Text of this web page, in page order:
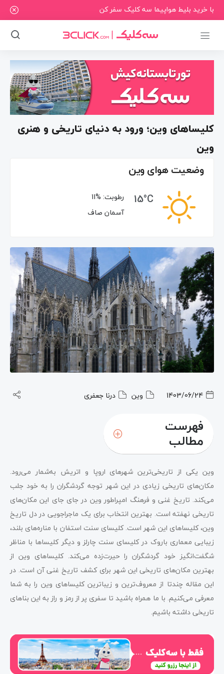
با خرید بلیط هواپیما سه کلیک سفر کن
کلیساهای وین؛ ورود به دنیای تاریخی و هنری
وین
وضعیت هوای وین
15°C
رطوبت: 11%
آسمان صاف
1403/06/24 وین درنا جعفری
فهرست
مطالب
استفان
کلیسای سنت چارلز
کلیسای ویتوو یا کلیسای شکرگزاری (Votive)؛
مقدس‌ترین کلیسا بین کلیساهای وین
کلیساهای وین برای بازدید؛ کلیسای سنت آگوستین (
Augustine)
کلیسای سنت فرانسیس آسیزی یا کلیسای جوبیلی(
Francis of Assisi Church)
کلیسای سنت روپرت؛ سفر به سال 740 میلادی
وین یکی از تاریخی‌ترین شهرهای اروپا و اتریش به‌شمار می‌رود.
مکان‌های تاریخی زیادی در این شهر توجه گردشگران را به خود جلب
می‌کند. تاریخ غنی و فرهنگ امپراطور وین در جای جای این مکان‌های
تاریخی نهفته است. بهترین انتخاب برای یک ماجراجویی در دل تاریخ
وین، کلیساهای این شهر است. کلیسای سنت استفان با مناره‌های بلند،
زیبایی معماری باروک در کلیسای سنت چارلز و دیگر کلیساها با مناظر
شگفت‌انگیز خود گردشگران را حیرت‌زده می‌کند. کلیساهای وین از
بهترین مکان‌های تاریخی این شهر برای کشف تاریخ غنی آن است. در
این مقاله چندتا از معروف‌ترین و زیباترین کلیساهای وین را به شما
معرفی می‌کنیم. با ما همراه باشید تا سفری پر از رمز و راز به این بناهای
تاریخی داشته باشیم.